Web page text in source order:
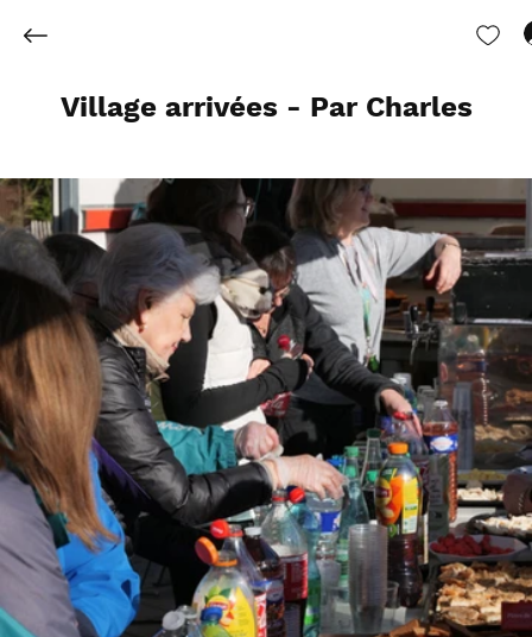
Village arrivées - Par Charles